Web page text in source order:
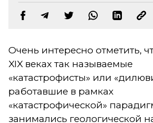
Очень интересно отметить,
XIX веках так называемые
«катастрофисты» или
работавшие в рамках
«катастрофической»
занимались геологической